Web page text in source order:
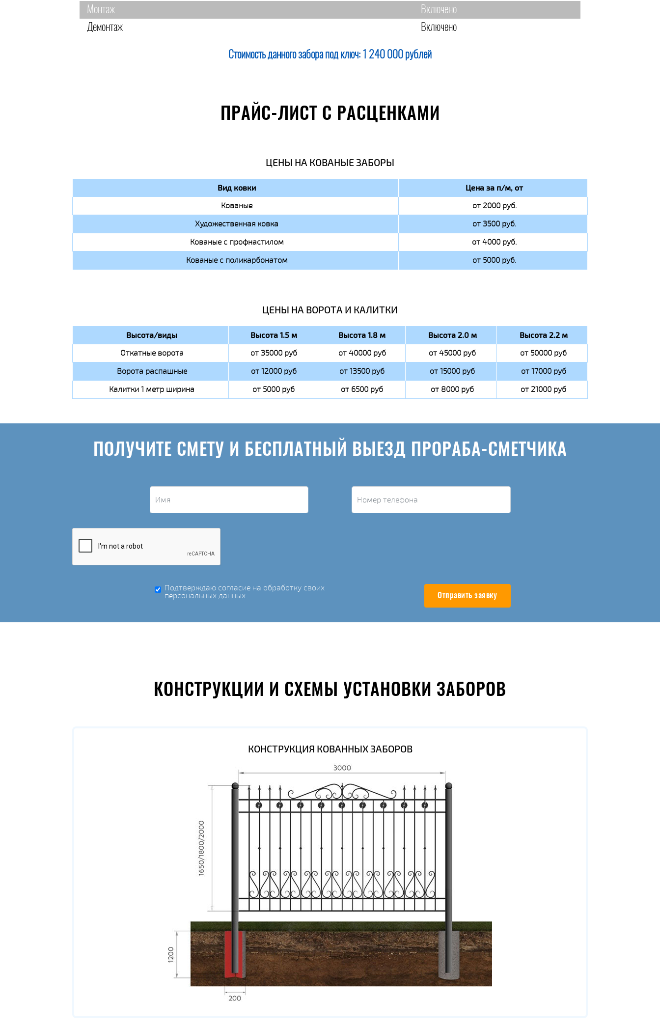
Монтаж
Включено
Демонтаж
Включено
Стоимость данного забора под ключ: 1 240 000 рублей
ПРАЙС-ЛИСТ С РАСЦЕНКАМИ
ЦЕНЫ НА КОВАНЫЕ ЗАБОРЫ
Вид ковки Цена за п/м, от
Кованые
от 2000 руб.
Художественная ковка
от 3500 руб.
Кованые с профнастилом
от 4000 руб.
Кованые с поликарбонатом
от 5000 руб.
ЦЕНЫ НА ВОРОТА И КАЛИТКИ
Высота/виды Высота 1.5 м Высота 1.8 м Высота 2.0 м Высота 2.2 м
Откатные ворота от 35000 руб от 40000 руб от 45000 руб
от 50000 руб
Ворота распашные
от 12000 руб от 13500 руб от 15000 руб
от 17000 руб
Калитки 1 метр ширина
от 5000 руб от 6500 руб от 8000 руб от 21000 руб
ПОЛУЧИТЕ СМЕТУ И БЕСПЛАТНЫЙ ВЫЕЗД ПРОРАБА-СМЕТЧИКА
Подтверждаю согласие на обработку своих
персональных данных Отправить заявку
КОНСТРУКЦИИ И СХЕМЫ УСТАНОВКИ ЗАБОРОВ
КОНСТРУКЦИЯ КОВАННЫХ ЗАБОРОВ